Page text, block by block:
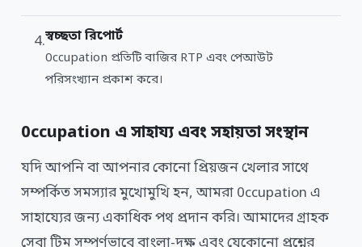
স্বচ্ছতা রিপোর্ট
0ccupation প্রতিটি বাজির RTP এবং পেআউট
পরিসংখ্যান প্রকাশ করে।
0ccupation এ সাহায্য এবং সহায়তা সংস্থান
যদি আপনি বা আপনার কোনো প্রিয়জন খেলার সাথে
সম্পর্কিত সমস্যার মুখোমুখি হন, আমরা 0ccupation এ
সাহায্যের জন্য একাধিক পথ প্রদান করি। আমাদের গ্রাহক